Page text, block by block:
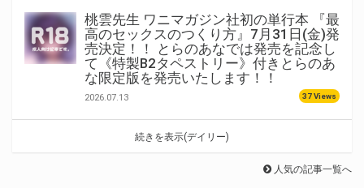
桃雲先生 ワニマガジン社初の単行本 『最
高のセックスのつくり方』7月31日(金)発
売決定！！ とらのあなでは発売を記念し
て《特製B2タペストリー》付きとらのあ
な限定版を発売いたします！！
2026.07.13 37 Views
続きを表示(デイリー)
人気の記事一覧へ